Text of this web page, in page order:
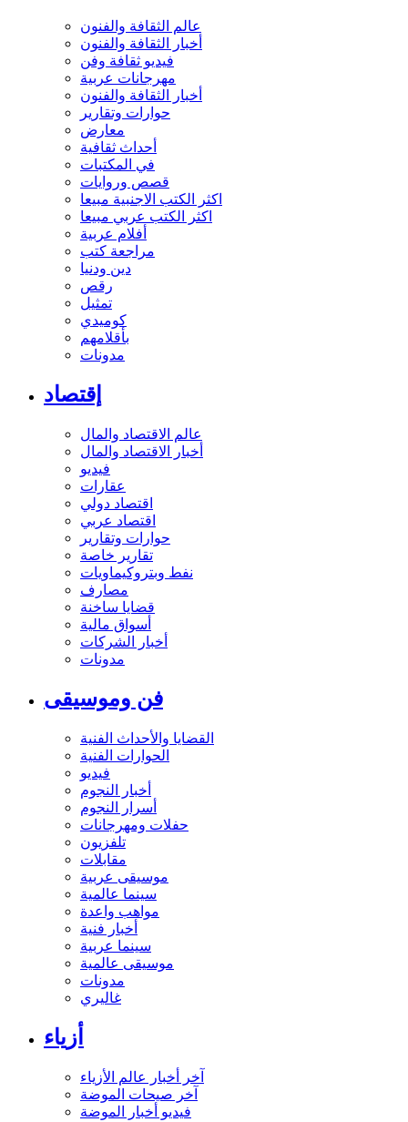
عالم الثقافة والفنون
أخبار الثقافة والفنون
فيديو ثقافة وفن
مهرجانات عربية
أخبار الثقافة والفنون
حوارات وتقارير
معارض
أحداث ثقافية
في المكتبات
قصص وروايات
اكثر الكتب الاجنبية مبيعا
اكثر الكتب عربي مبيعا
أفلام عربية
مراجعة كتب
دين ودنيا
رقص
تمثيل
كوميدي
بأقلامهم
مدونات
إقتصاد
عالم الاقتصاد والمال
أخبار الاقتصاد والمال
فيديو
عقارات
اقتصاد دولي
اقتصاد عربي
حوارات وتقارير
تقارير خاصة
نفط وبتروكيماويات
مصارف
قضايا ساخنة
أسواق مالية
أخبار الشركات
مدونات
فن وموسيقى
القضايا والأحداث الفنية
الحوارات الفنية
فيديو
أخبار النجوم
أسرار النجوم
حفلات ومهرجانات
تلفزيون
مقابلات
موسيقى عربية
سينما عالمية
مواهب واعدة
أخبار فنية
سينما عربية
موسيقى عالمية
مدونات
غاليري
أزياء
آخر أخبار عالم الأزياء
آخر صيحات الموضة
فيديو أخبار الموضة